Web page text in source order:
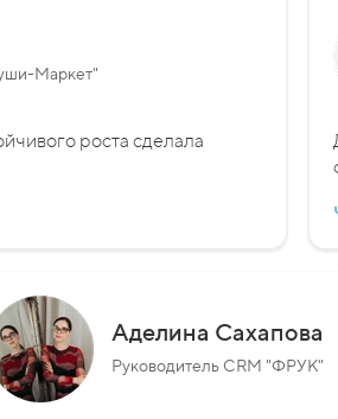
Маркет"
роста сделала
Аделина Сахапова
Руководитель CRM "ФРУК"